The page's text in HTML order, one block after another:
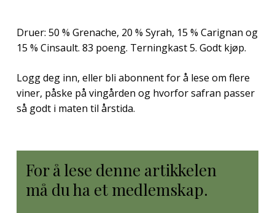
Druer: 50 % Grenache, 20 % Syrah, 15 % Carignan og
15 % Cinsault. 83 poeng. Terningkast 5. Godt kjøp.
Logg deg inn, eller bli abonnent for å lese om flere
viner, påske på vingården og hvorfor safran passer
så godt i maten til årstida.
For å lese denne artikkelen
må du ha et medlemskap.